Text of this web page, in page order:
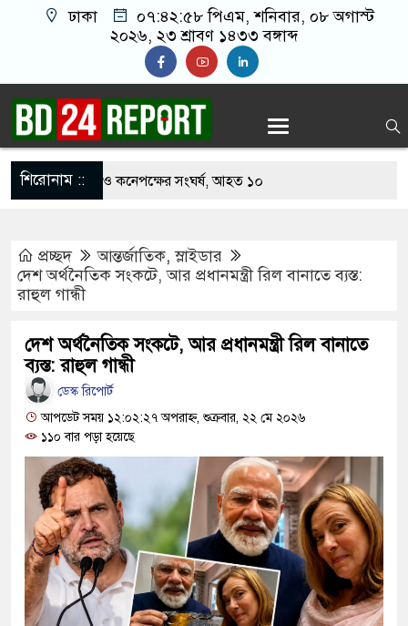
ঢাকা ০৭:৪২:৫৯ পিএম, শনিবার, ০৮ অগাস্ট ২০২৬,
২৩ শ্রাবণ ১৪৩৩ বঙ্গাব্দ
শিরোনাম ::
নিয়ে বর ও কনেপক্ষের সংঘর্ষ, আহত ১০
শঙ্কায় দেশজুড়ে পুলিশের সতর্কতা জারি
আ.লীগের গোপন বৈঠক থেকে গ্রেপ্তার ৬
যুবদল সভাপতি আটক, ভিডিও ভাইরাল
দায়ী থাকবে জামায়াত-এনসিপি: রাশেদ খাঁন
দিলেন জামায়াত বহিষ্কাকৃত গাজী নজরুলের ১২
দায়ী থাকবে জামায়াত-এনসিপি: রাশেদ খাঁন
হারিয়েছে বর্তমান সরকার: নাহিদ ইসলাম
করতে ন্যাটোভুক্ত দেশে হামলা চালাতে পারে রাশিয়া
প্রচ্ছদ আন্তর্জাতিক,স্লাইডার
দেশ অর্থনৈতিক সংকটে, আর প্রধানমন্ত্রী রিল বানাতে ব্যস্ত:
রাহুল গান্ধী
দেশ অর্থনৈতিক সংকটে, আর প্রধানমন্ত্রী রিল বানাতে
ব্যস্ত: রাহুল গান্ধী
ডেস্ক রিপোর্ট
আপডেট সময় ১২:০২:২৭ অপরাহ্ন, শুক্রবার, ২২ মে ২০২৬
১১০ বার পড়া হয়েছে